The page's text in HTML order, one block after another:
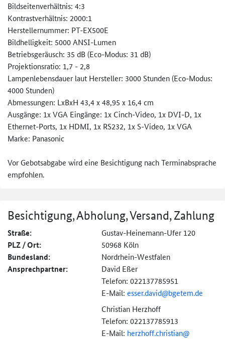
Bildseitenverhältnis: 4:3
Kontrastverhältnis: 2000:1
Herstellernummer: PT-EX500E
Bildhelligkeit: 5000 ANSI-Lumen
Betriebsgeräusch: 35 dB (Eco-Modus: 31 dB)
Projektionsratio: 1,7 - 2,8
Lampenlebensdauer laut Hersteller: 3000 Stunden (Eco-Modus:
4000 Stunden)
Abmessungen: LxBxH 43,4 x 48,95 x 16,4 cm
Ausgänge: 1x VGA Eingänge: 1x Cinch-Video, 1x DVI-D, 1x
Ethernet-Ports, 1x HDMI, 1x RS232, 1x S-Video, 1x VGA
Marke: Panasonic
Vor Gebotsabgabe wird eine Besichtigung nach Terminabsprache
empfohlen.
Besichtigung, Abholung, Versand, Zahlung
Straße: Gustav-Heinemann-Ufer 120
PLZ / Ort: 50968 Köln
Bundesland: Nordrhein-Westfalen
Ansprechpartner:
David Eßer
Telefon: 022137785951
E-Mail: esser.david@bgetem.de
Christian Herzhoff
Telefon: 022137785913
E-Mail: herzhoff.christian@